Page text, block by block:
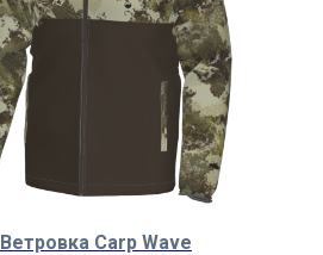
Ветровка Carp Wave